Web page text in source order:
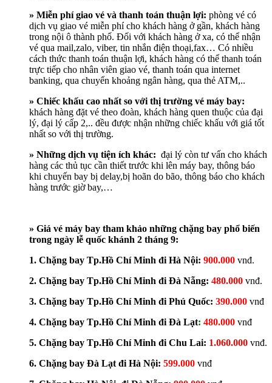
» Miễn phí giao vé và thanh toán thuận lợi: phòng vé có
dịch vụ giao vé miễn phí cho khách hàng ở gần, khách hàng
trong nội ô thành phố. Đối với khách hàng ở xa, có thể nhận
vé qua mail,zalo, viber, tin nhắn điện thoại,fax… Có nhiều
cách thức thanh toán thuận lợi, khách hàng có thể thanh toán
trực tiếp cho nhân viên giao vé, thanh toán qua internet
banking, qua chuyển khoảng ngân hàng, qua thẻ ATM,..
» Chiếc khấu cao nhất so với thị trường vé máy bay:
khách hàng đặt vé theo đoàn, khách hàng quen thuộc của đại
lý, đại lý cấp 2,.. đều được nhận những chiếc khấu với giá tốt
nhất so với thị trường.
» Những dịch vụ tiện ích khác: đại lý còn tư vấn cho khách
hàng các thủ tục cần thiết trước khi lên máy bay, thông báo
khi chuyến bay bị delay,bị hoãn do bão, thông báo cho khách
hàng trước giờ bay,…
» Giá vé máy bay tham khảo những chặng bay phổ biến
trong ngày lễ quốc khánh 2 tháng 9:
1. Chặng bay Tp.Hồ Chí Minh đi Hà Nội: 900.000 vnđ.
2. Chặng bay Tp.Hồ Chí Minh đi Đà Nẵng: 480.000 vnđ.
3. Chặng bay Tp.Hồ Chí Minh đi Phú Quốc: 390.000 vnđ
4. Chặng bay Tp.Hồ Chí Minh đi Đà Lạt: 480.000 vnđ
5. Chặng bay Tp.Hồ Chí Minh đi Chu Lai: 1.060.000 vnđ.
6. Chặng bay Đà Lạt đi Hà Nội: 599.000 vnđ